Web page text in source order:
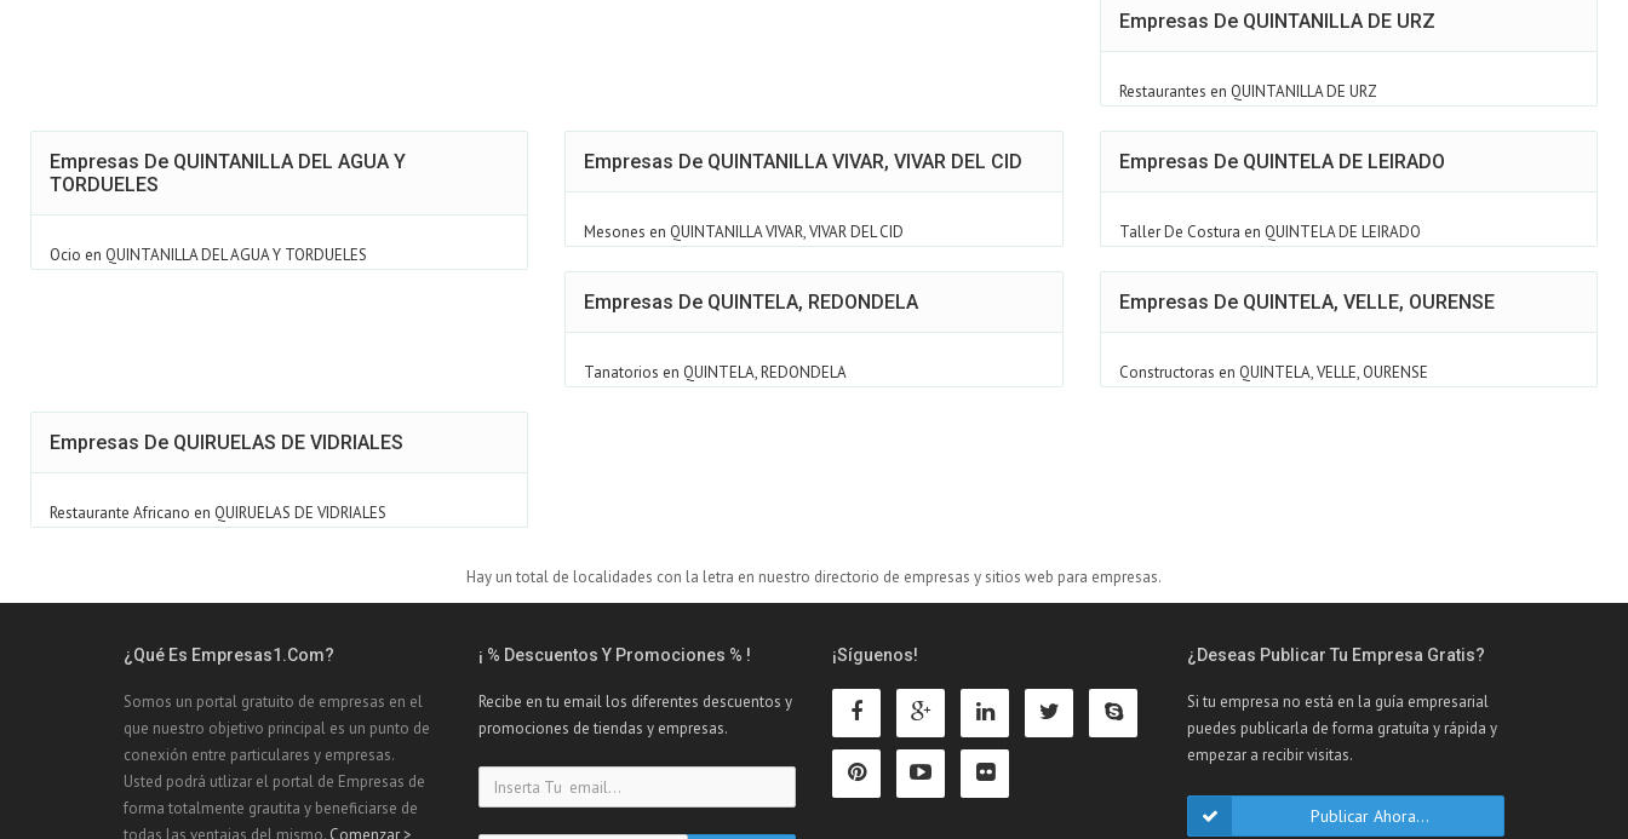
Empresas De QUINTANILLA DE URZ
Restaurantes en QUINTANILLA DE URZ
Empresas De QUINTANILLA DEL AGUA Y
TORDUELES
Ocio en QUINTANILLA DEL AGUA Y TORDUELES
Empresas De QUINTANILLA VIVAR, VIVAR DEL CID
Mesones en QUINTANILLA VIVAR, VIVAR DEL CID
Empresas De QUINTELA DE LEIRADO
Taller De Costura en QUINTELA DE LEIRADO
Empresas De QUINTELA, REDONDELA
Tanatorios en QUINTELA, REDONDELA
Empresas De QUINTELA, VELLE, OURENSE
Constructoras en QUINTELA, VELLE, OURENSE
Empresas De QUIRUELAS DE VIDRIALES
Restaurante Africano en QUIRUELAS DE VIDRIALES
Hay un total de localidades con la letra en nuestro directorio de empresas y sitios web para empresas.
¿Qué Es Empresas1.com?
Somos un portal gratuito de empresas en el
que nuestro objetivo principal es un punto de
conexión entre particulares y empresas.
Usted podrá utlizar el portal de Empresas de
forma totalmente grautita y beneficiarse de
todas las ventajas del mismo. Comenzar >
¡ % Descuentos Y Promociones % !
Recibe en tu email los diferentes descuentos y
promociones de tiendas y empresas.
¡Síguenos! ¿Deseas Publicar Tu Empresa Gratis?
Si tu empresa no está en la guía empresarial
puedes publicarla de forma gratuíta y rápida y
empezar a recibir visitas.
Publicar Ahora...